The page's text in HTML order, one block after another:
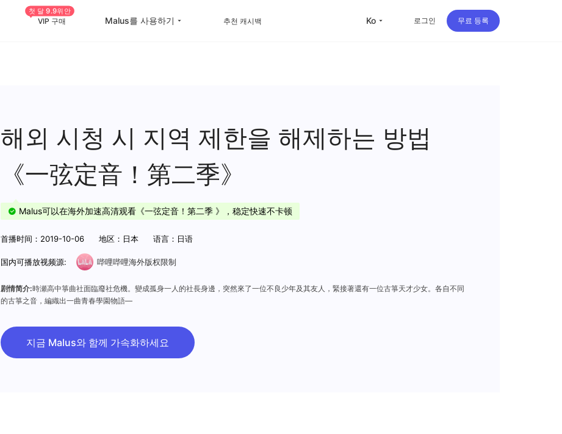
VIP 구매
첫 달 9.9위안
Malus를 사용하기
Customizations
Help Center
Live streaming
International office
추천 캐시백 ko 로그인 무료 등록
해외 시청 시 지역 제한을 해제하는 방법
《一弦定音！第二季》
Malus可以在海外加速高清观看《一弦定音！第二季 》，稳定快速不卡顿
首播时间：2019-10-06 地区：日本 语言：日语
国内可播放视频源: 哔哩哔哩海外版权限制
剧情简介:時瀬高中箏曲社面臨廢社危機。變成孤身一人的社長身邊，突然來了一位不良少年及其友人，緊接著還有一位古箏天才少女。各自不同
的古箏之音，編織出一曲青春學園物語―
지금 Malus와 함께 가속화하세요